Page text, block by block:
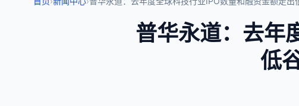
普华永道：去年
低